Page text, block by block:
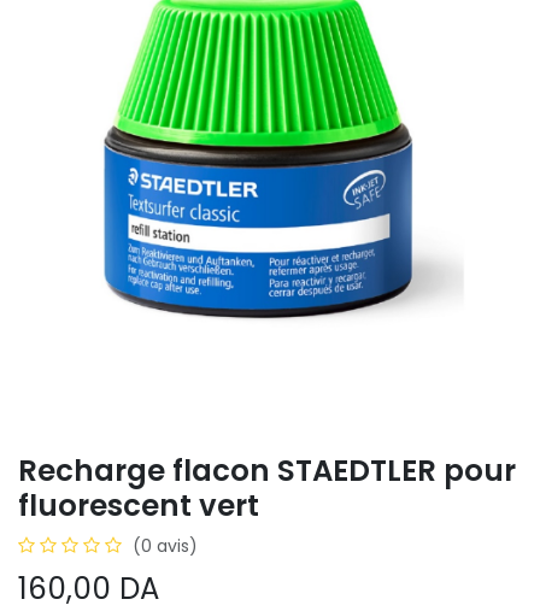
Recharge flacon STAEDTLER pour
fluorescent vert
(0 avis)
160,00 DA